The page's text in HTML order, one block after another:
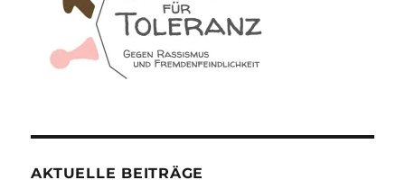
AKTUELLE BEITRÄGE